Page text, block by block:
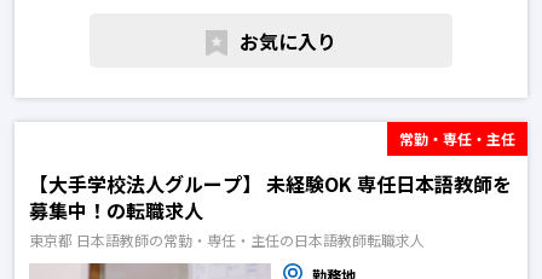
お気に入り
常勤・専任・主任
【大手学校法人グループ】 未経験OK 専任日本語教師を
募集中！の転職求人
東京都 日本語教師の常勤・専任・主任の日本語教師転職求人
勤務地